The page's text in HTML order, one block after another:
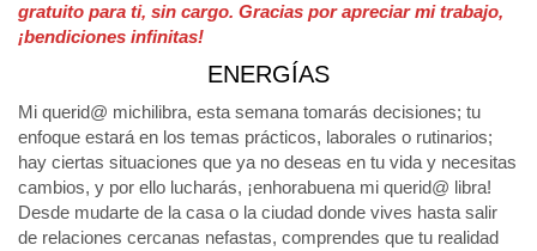
gratuito para ti, sin cargo. Gracias por apreciar mi trabajo,
¡bendiciones infinitas!
ENERGÍAS
Mi querid@ michilibra, esta semana tomarás decisiones; tu
enfoque estará en los temas prácticos, laborales o rutinarios;
hay ciertas situaciones que ya no deseas en tu vida y necesitas
cambios, y por ello lucharás, ¡enhorabuena mi querid@ libra!
Desde mudarte de la casa o la ciudad donde vives hasta salir
de relaciones cercanas nefastas, comprendes que tu realidad